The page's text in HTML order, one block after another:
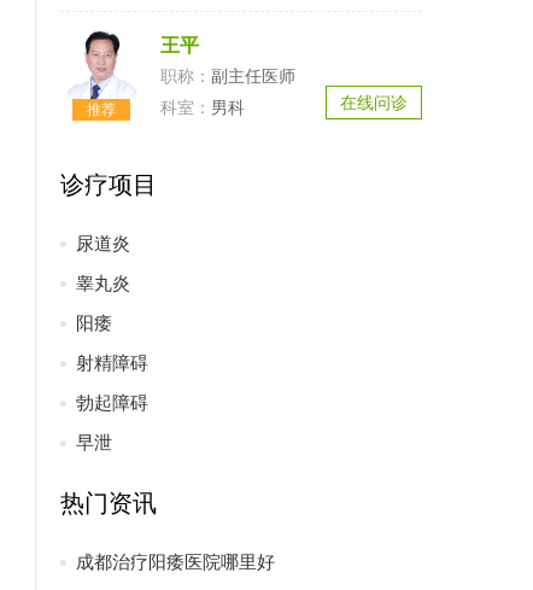
王平
副主任医师
男科
在线问诊
诊疗项目
尿道炎
睾丸炎
阳痿
射精障碍
勃起障碍
早泄
热门资讯
成都治疗阳痿医院哪里好